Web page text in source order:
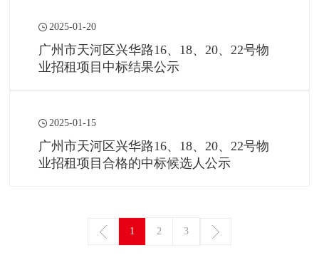
2025-01-20
广州市天河区兴华路16、18、20、22号物
业招租项目中标结果公示
2025-01-15
广州市天河区兴华路16、18、20、22号物
业招租项目合格的中标候选人公示
1 2 3